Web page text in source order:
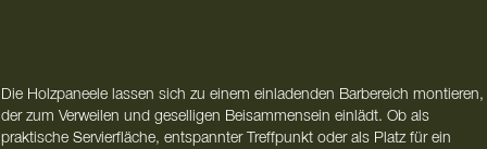
Die Holzpaneele lassen sich zu einem einladenden Barbereich montieren,
der zum Verweilen und geselligen Beisammensein einlädt. Ob als
praktische Servierfläche, entspannter Treffpunkt oder als Platz für ein